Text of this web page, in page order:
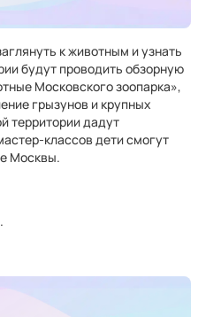
к животным и узнать
будут проводить обзорную
Московского зоопарка»,
грызунов и крупных
территории дадут
классов дети смогут
Москвы.